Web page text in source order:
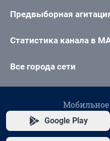
Предвыборная
Статистика канала в
Все города сети
Google Play